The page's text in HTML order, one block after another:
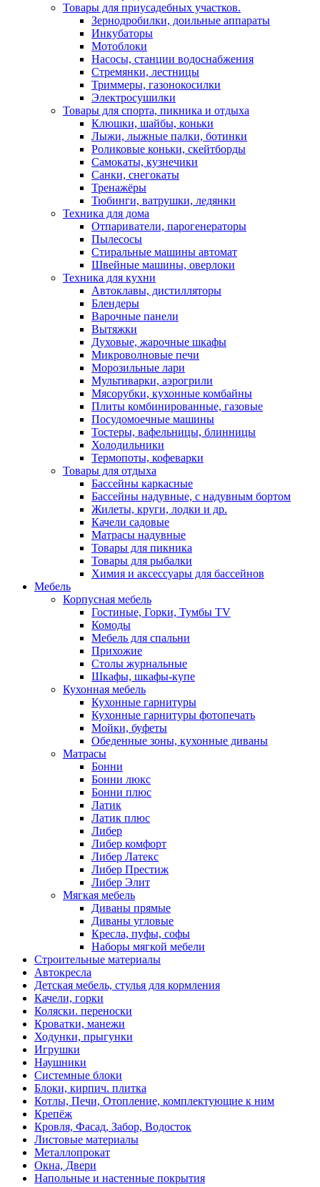
Товары для приусадебных участков.
Зернодробилки, доильные аппараты
Инкубаторы
Мотоблоки
Насосы, станции водоснабжения
Стремянки, лестницы
Триммеры, газонокосилки
Электросушилки
Товары для спорта, пикника и отдыха
Клюшки, шайбы, коньки
Лыжи, лыжные палки, ботинки
Роликовые коньки, скейтборды
Самокаты, кузнечики
Санки, снегокаты
Тренажёры
Тюбинги, ватрушки, ледянки
Техника для дома
Отпариватели, парогенераторы
Пылесосы
Стиральные машины автомат
Швейные машины, оверлоки
Техника для кухни
Автоклавы, дистилляторы
Блендеры
Варочные панели
Вытяжки
Духовые, жарочные шкафы
Микроволновые печи
Морозильные лари
Мультиварки, аэрогрили
Мясорубки, кухонные комбайны
Плиты комбинированные, газовые
Посудомоечные машины
Тостеры, вафельницы, блинницы
Холодильники
Термопоты, кофеварки
Товары для отдыха
Бассейны каркасные
Бассейны надувные, с надувным бортом
Жилеты, круги, лодки и др.
Качели садовые
Матрасы надувные
Товары для пикника
Товары для рыбалки
Химия и аксессуары для бассейнов
Мебель
Корпусная мебель
Гостиные, Горки, Тумбы TV
Комоды
Мебель для спальни
Прихожие
Столы журнальные
Шкафы, шкафы-купе
Кухонная мебель
Кухонные гарнитуры
Кухонные гарнитуры фотопечать
Мойки, буфеты
Обеденные зоны, кухонные диваны
Матрасы
Бонни
Бонни люкс
Бонни плюс
Латик
Латик плюс
Либер
Либер комфорт
Либер Латекс
Либер Престиж
Либер Элит
Мягкая мебель
Диваны прямые
Диваны угловые
Кресла, пуфы, софы
Наборы мягкой мебели
Строительные материалы
Автокресла
Детская мебель, стулья для кормления
Качели, горки
Коляски. переноски
Кроватки, манежи
Ходунки, прыгунки
Игрушки
Наушники
Системные блоки
Блоки, кирпич. плитка
Котлы, Печи, Отопление, комплектующие к ним
Крепёж
Кровля, Фасад, Забор, Водосток
Листовые материалы
Металлопрокат
Окна, Двери
Напольные и настенные покрытия